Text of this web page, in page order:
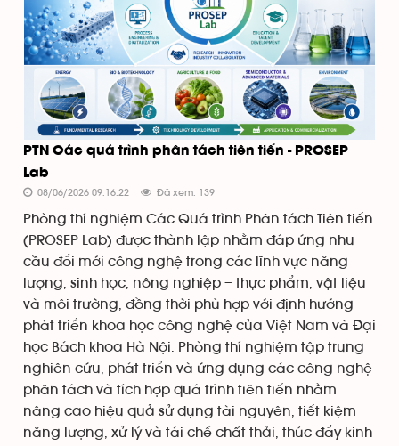
PTN Các quá trình phân tách tiên tiến - PROSEP
Lab
08/06/2026 09:16:22 Đã xem: 139
Phòng thí nghiệm Các Quá trình Phân tách Tiên tiến
(PROSEP Lab) được thành lập nhằm đáp ứng nhu
cầu đổi mới công nghệ trong các lĩnh vực năng
lượng, sinh học, nông nghiệp – thực phẩm, vật liệu
và môi trường, đồng thời phù hợp với định hướng
phát triển khoa học công nghệ của Việt Nam và Đại
học Bách khoa Hà Nội. Phòng thí nghiệm tập trung
nghiên cứu, phát triển và ứng dụng các công nghệ
phân tách và tích hợp quá trình tiên tiến nhằm
nâng cao hiệu quả sử dụng tài nguyên, tiết kiệm
năng lượng, xử lý và tái chế chất thải, thúc đẩy kinh